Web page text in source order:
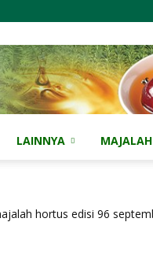
LAINNYA MAJALAH